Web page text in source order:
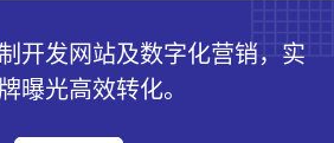
开发网站及数字化营销，实
曝光高效转化。